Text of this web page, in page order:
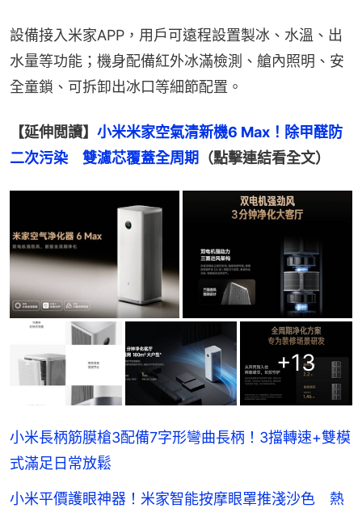
設備接入米家APP，用戶可遠程設置製冰、水溫、出
水量等功能；機身配備紅外冰滿檢測、艙內照明、安
全童鎖、可拆卸出冰口等細節配置。
【延伸閲讀】 小米米家空氣清新機6 Max！除甲醛防
二次污染　雙濾芯覆蓋全周期 （點擊連結看全文）
+13
小米長柄筋膜槍3配備7字形彎曲長柄！3擋轉速+雙模
式滿足日常放鬆
小米平價護眼神器！米家智能按摩眼罩推淺沙色 熱